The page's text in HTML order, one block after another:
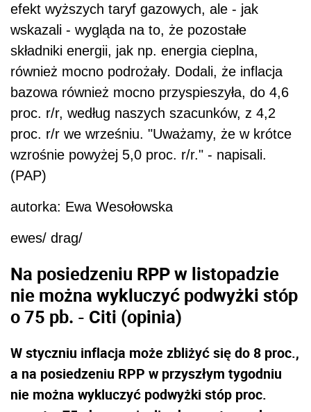
efekt wyższych taryf gazowych, ale - jak
wskazali - wygląda na to, że pozostałe
składniki energii, jak np. energia cieplna,
również mocno podrożały. Dodali, że inflacja
bazowa również mocno przyspieszyła, do 4,6
proc. r/r, według naszych szacunków, z 4,2
proc. r/r we wrześniu. "Uważamy, że w krótce
wzrośnie powyżej 5,0 proc. r/r." - napisali.
(PAP)
autorka: Ewa Wesołowska
ewes/ drag/
Na posiedzeniu RPP w listopadzie
nie można wykluczyć podwyżki stóp
o 75 pb. - Citi (opinia)
W styczniu inflacja może zbliżyć się do 8 proc.,
a na posiedzeniu RPP w przyszłym tygodniu
nie można wykluczyć podwyżki stóp proc.